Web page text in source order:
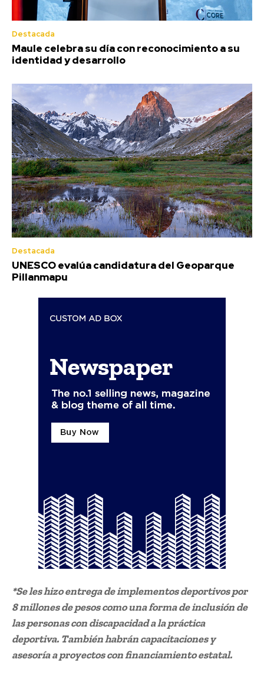
Destacada
Maule celebra su día con reconocimiento a su
identidad y desarrollo
Destacada
UNESCO evalúa candidatura del Geoparque
Pillanmapu
*Se les hizo entrega de implementos deportivos por
8 millones de pesos como una forma de inclusión de
las personas con discapacidad a la práctica
deportiva. También habrán capacitaciones y
asesoría a proyectos con financiamiento estatal.